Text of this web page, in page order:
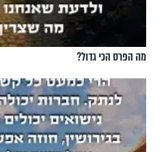
מה הפרס הכי גדול?